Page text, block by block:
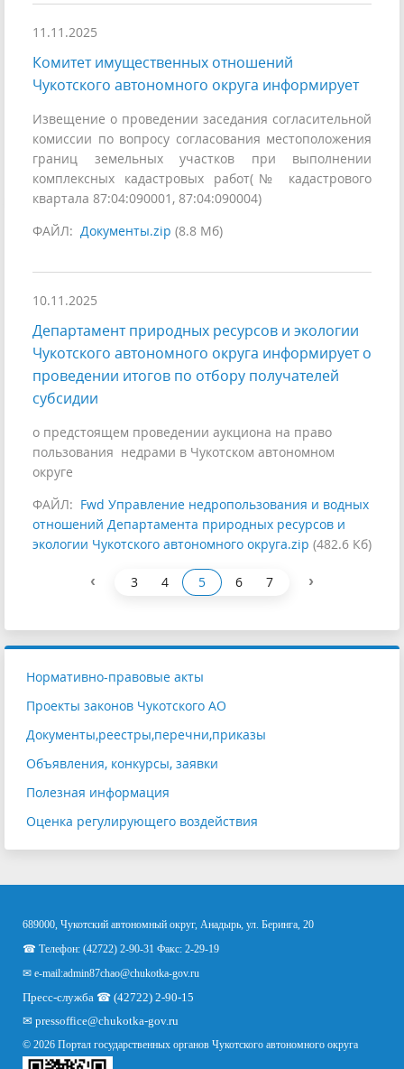
11.11.2025
Комитет имущественных отношений
Чукотского автономного округа информирует
Извещение о проведении заседания согласительной
комиссии по вопросу согласования местоположения
границ земельных участков при выполнении
комплексных кадастровых работ(№ кадастрового
квартала 87:04:090001, 87:04:090004)
ФАЙЛ: Документы.zip (8.8 Мб)
10.11.2025
Департамент природных ресурсов и экологии
Чукотского автономного округа информирует о
проведении итогов по отбору получателей
субсидии
о предстоящем проведении аукциона на право
пользования недрами в Чукотском автономном
округе
ФАЙЛ: Fwd Управление недропользования и водных
отношений Департамента природных ресурсов и
экологии Чукотского автономного округа.zip (482.6 Кб)
‹ 3 4 5 6 7 ›
Нормативно-правовые акты
Проекты законов Чукотского АО
Документы,реестры,перечни,приказы
Объявления, конкурсы, заявки
Полезная информация
Оценка регулирующего воздействия
689000, Чукотский автономный округ, Анадырь, ул. Беринга, 20
☎ Телефон: (42722) 2-90-31 Факс: 2-29-19
✉ e-mail:admin87chao@chukotka-gov.ru
Пресс-служба ☎ (42722) 2-90-15
✉ pressoffice@chukotka-gov.ru
© 2026 Портал государственных органов Чукотского автономного округа